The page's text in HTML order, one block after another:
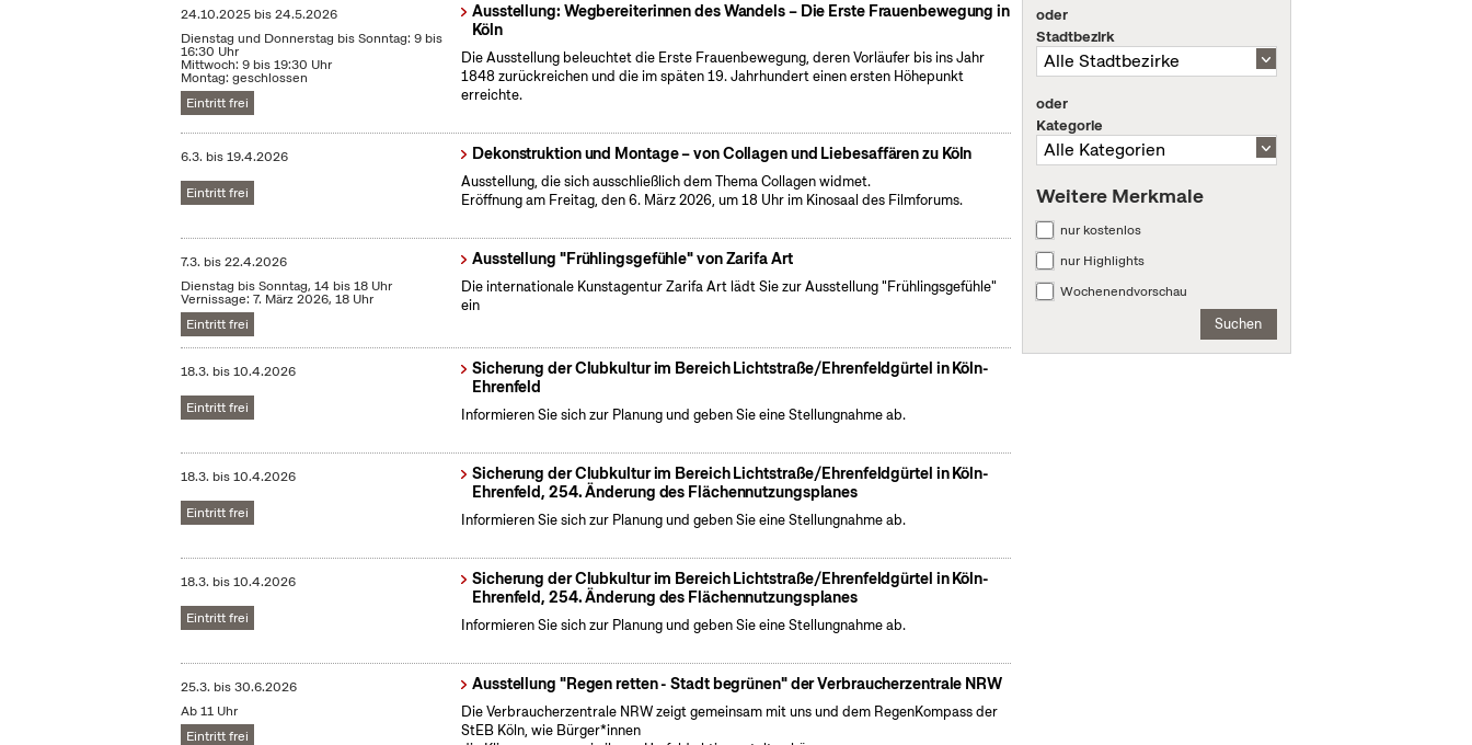
24.10.2025 bis24.5.2026
Dienstag und Donnerstag bis Sonntag: 9 bis
16:30 Uhr
Mittwoch: 9 bis 19:30 Uhr
Montag: geschlossen
Eintritt frei
Ausstellung: Wegbereiterinnen des Wandels – Die Erste Frauenbewegung in
Köln
Die Ausstellung beleuchtet die Erste Frauenbewegung, deren Vorläufer bis ins Jahr
1848 zurückreichen und die im späten 19. Jahrhundert einen ersten Höhepunkt
erreichte.
6.3. bis19.4.2026
Eintritt frei
Dekonstruktion und Montage – von Collagen und Liebesaffären zu Köln
Ausstellung, die sich ausschließlich dem Thema Collagen widmet.
Eröffnung am Freitag, den 6. März 2026, um 18 Uhr im Kinosaal des Filmforums.
7.3. bis22.4.2026
Dienstag bis Sonntag, 14 bis 18 Uhr
Vernissage: 7. März 2026, 18 Uhr
Eintritt frei
Ausstellung "Frühlingsgefühle" von Zarifa Art
Die internationale Kunstagentur Zarifa Art lädt Sie zur Ausstellung "Frühlingsgefühle"
ein
18.3. bis10.4.2026
Eintritt frei
Sicherung der Clubkultur im Bereich Lichtstraße/Ehrenfeldgürtel in Köln-
Ehrenfeld
Informieren Sie sich zur Planung und geben Sie eine Stellungnahme ab.
18.3. bis10.4.2026
Eintritt frei
Sicherung der Clubkultur im Bereich Lichtstraße/Ehrenfeldgürtel in Köln-
Ehrenfeld, 254. Änderung des Flächennutzungsplanes
Informieren Sie sich zur Planung und geben Sie eine Stellungnahme ab.
18.3. bis10.4.2026
Eintritt frei
Sicherung der Clubkultur im Bereich Lichtstraße/Ehrenfeldgürtel in Köln-
Ehrenfeld, 254. Änderung des Flächennutzungsplanes
Informieren Sie sich zur Planung und geben Sie eine Stellungnahme ab.
25.3. bis30.6.2026
Ab 11 Uhr
Eintritt frei
Ausstellung "Regen retten - Stadt begrünen" der Verbraucherzentrale NRW
Die Verbraucherzentrale NRW zeigt gemeinsam mit uns und dem RegenKompass der
StEB Köln, wie Bürger*innen
oder
Stadtbezirk
oder
Kategorie
Weitere Merkmale
nur kostenlos
nur Highlights
Wochenendvorschau
Suchen